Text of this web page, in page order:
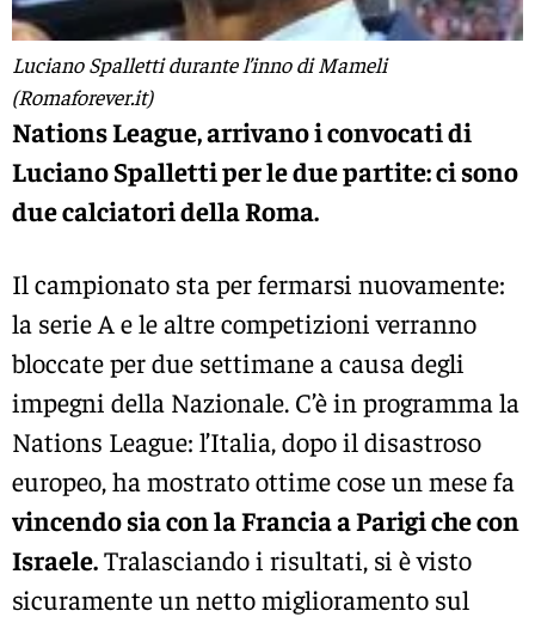
Luciano Spalletti durante l’inno di Mameli
(Romaforever.it)
Nations League, arrivano i convocati di
Luciano Spalletti per le due partite: ci sono
due calciatori della Roma.
Il campionato sta per fermarsi nuovamente:
la serie A e le altre competizioni verranno
bloccate per due settimane a causa degli
impegni della Nazionale. C’è in programma la
Nations League: l’Italia, dopo il disastroso
europeo, ha mostrato ottime cose un mese fa
vincendo sia con la Francia a Parigi che con
Israele.Tralasciando i risultati, si è visto
sicuramente un netto miglioramento sul